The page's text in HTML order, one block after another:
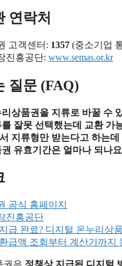
연락처
고객센터: 1357 (중소기업
진흥공단: www.semas.or.kr
질문 (FAQ)
상품권을 지류로 바꿀 수
잘못 선택했는데 교환 가
지류형만 받는다고 하는데
유효기간은 얼마나 되나
공식 홈페이지
진흥공단
급 완료? 디지털 온누리상
급액 조회부터 계산기까지